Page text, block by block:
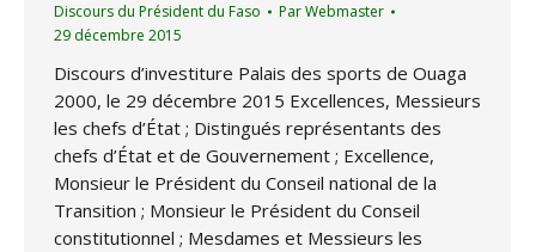
Discours du Président du Faso ParWebmaster
29 décembre 2015
Discours d’investiture Palais des sports de Ouaga
2000, le 29 décembre 2015 Excellences, Messieurs
les chefs d’État ; Distingués représentants des
chefs d’État et de Gouvernement ; Excellence,
Monsieur le Président du Conseil national de la
Transition ; Monsieur le Président du Conseil
constitutionnel ; Mesdames et Messieurs les